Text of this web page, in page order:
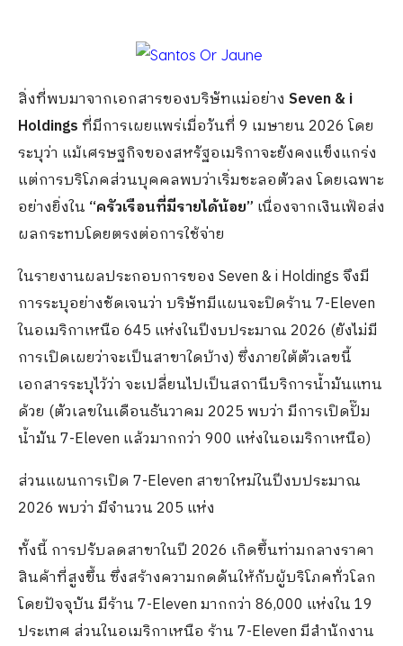
สิ่งที่พบมาจากเอกสารของบริษัทแม่อย่าง Seven & i
Holdingsที่มีการเผยแพร่เมื่อวันที่ 9 เมษายน 2026 โดย
ระบุว่า แม้เศรษฐกิจของสหรัฐอเมริกาจะยังคงแข็งแกร่ง
แต่การบริโภคส่วนบุคคลพบว่าเริ่มชะลอตัวลง โดยเฉพาะ
อย่างยิ่งใน “ครัวเรือนที่มีรายได้น้อย” เนื่องจากเงินเฟ้อส่ง
ผลกระทบโดยตรงต่อการใช้จ่าย
ในรายงานผลประกอบการของ Seven & i Holdings จึงมี
การระบุอย่างชัดเจนว่า บริษัทมีแผนจะปิดร้าน 7-Eleven
ในอเมริกาเหนือ 645 แห่งในปีงบประมาณ 2026 (ยังไม่มี
การเปิดเผยว่าจะเป็นสาขาใดบ้าง) ซึ่งภายใต้ตัวเลขนี้
เอกสารระบุไว้ว่า จะเปลี่ยนไปเป็นสถานีบริการน้ำมันแทน
ด้วย (ตัวเลขในเดือนธันวาคม 2025 พบว่า มีการเปิดปั๊ม
น้ำมัน 7-Eleven แล้วมากกว่า 900 แห่งในอเมริกาเหนือ)
ส่วนแผนการเปิด 7-Eleven สาขาใหม่ในปีงบประมาณ
2026 พบว่า มีจำนวน 205 แห่ง
ทั้งนี้ การปรับลดสาขาในปี 2026 เกิดขึ้นท่ามกลางราคา
สินค้าที่สูงขึ้น ซึ่งสร้างความกดดันให้กับผู้บริโภคทั่วโลก
โดยปัจจุบัน มีร้าน 7-Eleven มากกว่า 86,000 แห่งใน 19
ประเทศ ส่วนในอเมริกาเหนือ ร้าน 7-Eleven มีสำนักงาน